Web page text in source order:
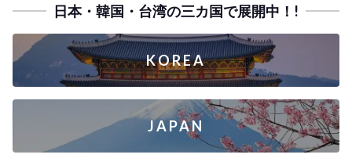
日本・韓国・台湾の三カ国で展開中！!
KOREA
JAPAN